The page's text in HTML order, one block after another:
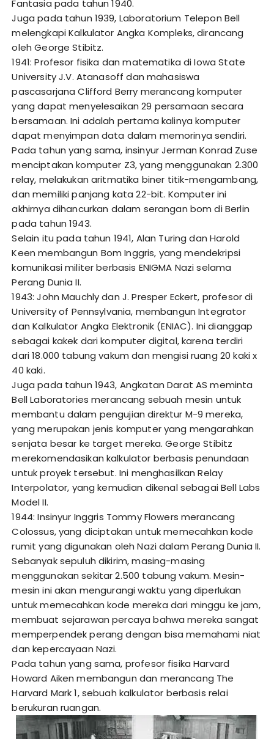
Fantasia pada tahun 1940.
Juga pada tahun 1939, Laboratorium Telepon Bell
melengkapi Kalkulator Angka Kompleks, dirancang
oleh George Stibitz.
1941: Profesor fisika dan matematika di Iowa State
University J.V. Atanasoff dan mahasiswa
pascasarjana Clifford Berry merancang komputer
yang dapat menyelesaikan 29 persamaan secara
bersamaan. Ini adalah pertama kalinya komputer
dapat menyimpan data dalam memorinya sendiri.
Pada tahun yang sama, insinyur Jerman Konrad Zuse
menciptakan komputer Z3, yang menggunakan 2.300
relay, melakukan aritmatika biner titik-mengambang,
dan memiliki panjang kata 22-bit. Komputer ini
akhirnya dihancurkan dalam serangan bom di Berlin
pada tahun 1943.
Selain itu pada tahun 1941, Alan Turing dan Harold
Keen membangun Bom Inggris, yang mendekripsi
komunikasi militer berbasis ENIGMA Nazi selama
Perang Dunia II.
1943: John Mauchly dan J. Presper Eckert, profesor di
University of Pennsylvania, membangun Integrator
dan Kalkulator Angka Elektronik (ENIAC). Ini dianggap
sebagai kakek dari komputer digital, karena terdiri
dari 18.000 tabung vakum dan mengisi ruang 20 kaki x
40 kaki.
Juga pada tahun 1943, Angkatan Darat AS meminta
Bell Laboratories merancang sebuah mesin untuk
membantu dalam pengujian direktur M-9 mereka,
yang merupakan jenis komputer yang mengarahkan
senjata besar ke target mereka. George Stibitz
merekomendasikan kalkulator berbasis penundaan
untuk proyek tersebut. Ini menghasilkan Relay
Interpolator, yang kemudian dikenal sebagai Bell Labs
Model II.
1944: Insinyur Inggris Tommy Flowers merancang
Colossus, yang diciptakan untuk memecahkan kode
rumit yang digunakan oleh Nazi dalam Perang Dunia II.
Sebanyak sepuluh dikirim, masing-masing
menggunakan sekitar 2.500 tabung vakum. Mesin-
mesin ini akan mengurangi waktu yang diperlukan
untuk memecahkan kode mereka dari minggu ke jam,
membuat sejarawan percaya bahwa mereka sangat
memperpendek perang dengan bisa memahami niat
dan kepercayaan Nazi.
Pada tahun yang sama, profesor fisika Harvard
Howard Aiken membangun dan merancang The
Harvard Mark 1, sebuah kalkulator berbasis relai
berukuran ruangan.